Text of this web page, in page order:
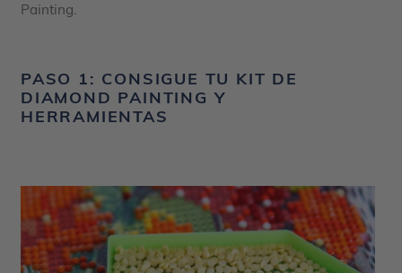
Painting.
PASO 1: CONSIGUE TU KIT DE
DIAMOND PAINTING Y
HERRAMIENTAS